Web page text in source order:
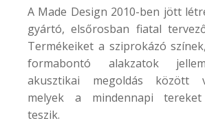
A Made Design 2010-ben jött
gyártó, elsőrosban fiatal
Termékeiket a sziprokázó
formabontó alakzatok
akusztikai megoldás között
melyek a mindennapi tereket
teszik.